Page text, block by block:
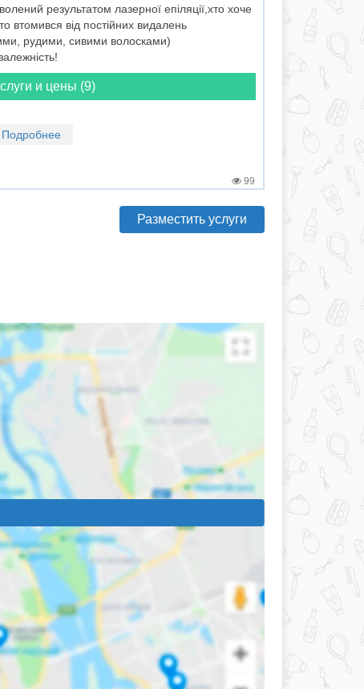
результатом лазерної епіляції,хто хоче
втомився від постійних видалень
рудими, сивими волосками)
и цены (9)
Подробнее
99
Разместить услуги